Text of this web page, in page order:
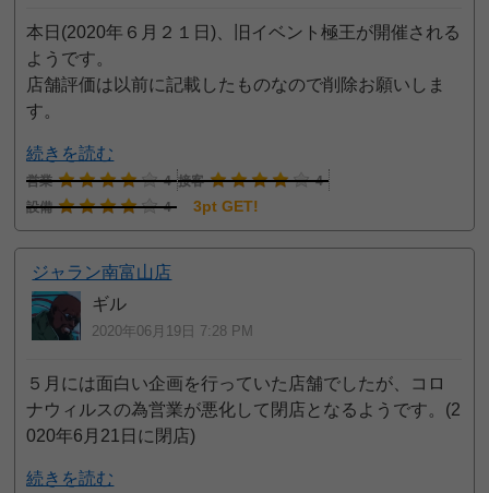
本日(2020年６月２１日)、旧イベント極王が開催される
ようです。
店舗評価は以前に記載したものなので削除お願いしま
す。
続きを読む
営業 4 接客
4
設備
4 3pt GET!
ジャラン南富山店
ギル
2020年06月19日 7:28 PM
５月には面白い企画を行っていた店舗でしたが、コロ
ナウィルスの為営業が悪化して閉店となるようです。(2
020年6月21日に閉店)
続きを読む